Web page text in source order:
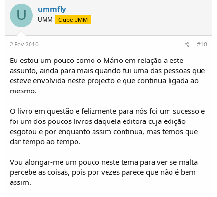
U ummfly
UMM Clube UMM
2 Fev 2010 #10
Eu estou um pouco como o Mário em relação a este
assunto, ainda para mais quando fui uma das pessoas que
esteve envolvida neste projecto e que continua ligada ao
mesmo.
O livro em questão e felizmente para nós foi um sucesso e
foi um dos poucos livros daquela editora cuja edição
esgotou e por enquanto assim continua, mas temos que
dar tempo ao tempo.
Vou alongar-me um pouco neste tema para ver se malta
percebe as coisas, pois por vezes parece que não é bem
assim.